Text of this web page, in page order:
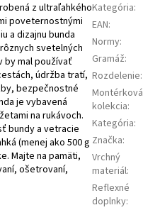
z ultraľahkého
poveternostnými
a dizajnu bunda
svetelných
by mal používať
údržba tratí,
bezpečnostné
je vybavená
na rukávoch.
bundy a vetracie
(menej ako 500 g
Majte na pamäti,
ošetrovaní,
Kategória:
EAN:
Normy:
Gramáž:
Rozdelenie:
Montérková
kolekcia:
Kategória:
Značka:
Vrchný
materiál:
Reflexné
doplnky: